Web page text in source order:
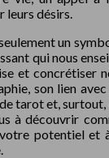
leurs désirs.
un
qui nous
et concrétiser
son lien
tarot et,
à découvrir
potentiel et